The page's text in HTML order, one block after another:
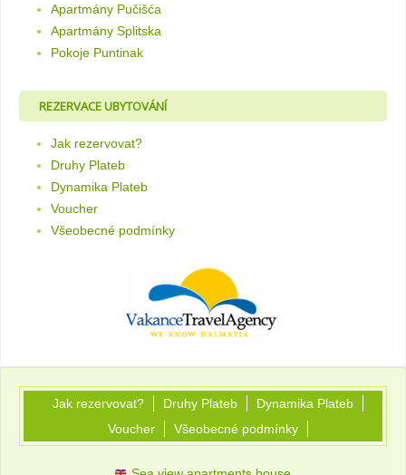
Apartmány Pučišća
Apartmány Splitska
Pokoje Puntinak
REZERVACE UBYTOVÁNÍ
Jak rezervovat?
Druhy Plateb
Dynamika Plateb
Voucher
Všeobecné podmínky
Jak rezervovat? Druhy Plateb
Dynamika Plateb
Voucher
Všeobecné podmínky